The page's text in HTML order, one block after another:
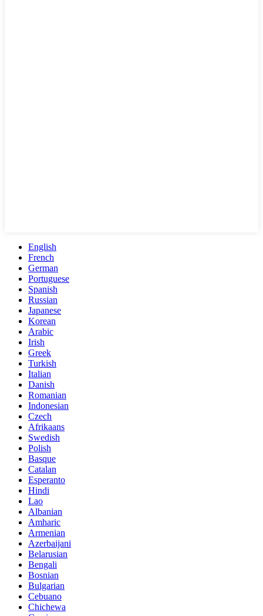
English
French
German
Portuguese
Spanish
Russian
Japanese
Korean
Arabic
Irish
Greek
Turkish
Italian
Danish
Romanian
Indonesian
Czech
Afrikaans
Swedish
Polish
Basque
Catalan
Esperanto
Hindi
Lao
Albanian
Amharic
Armenian
Azerbaijani
Belarusian
Bengali
Bosnian
Bulgarian
Cebuano
Chichewa